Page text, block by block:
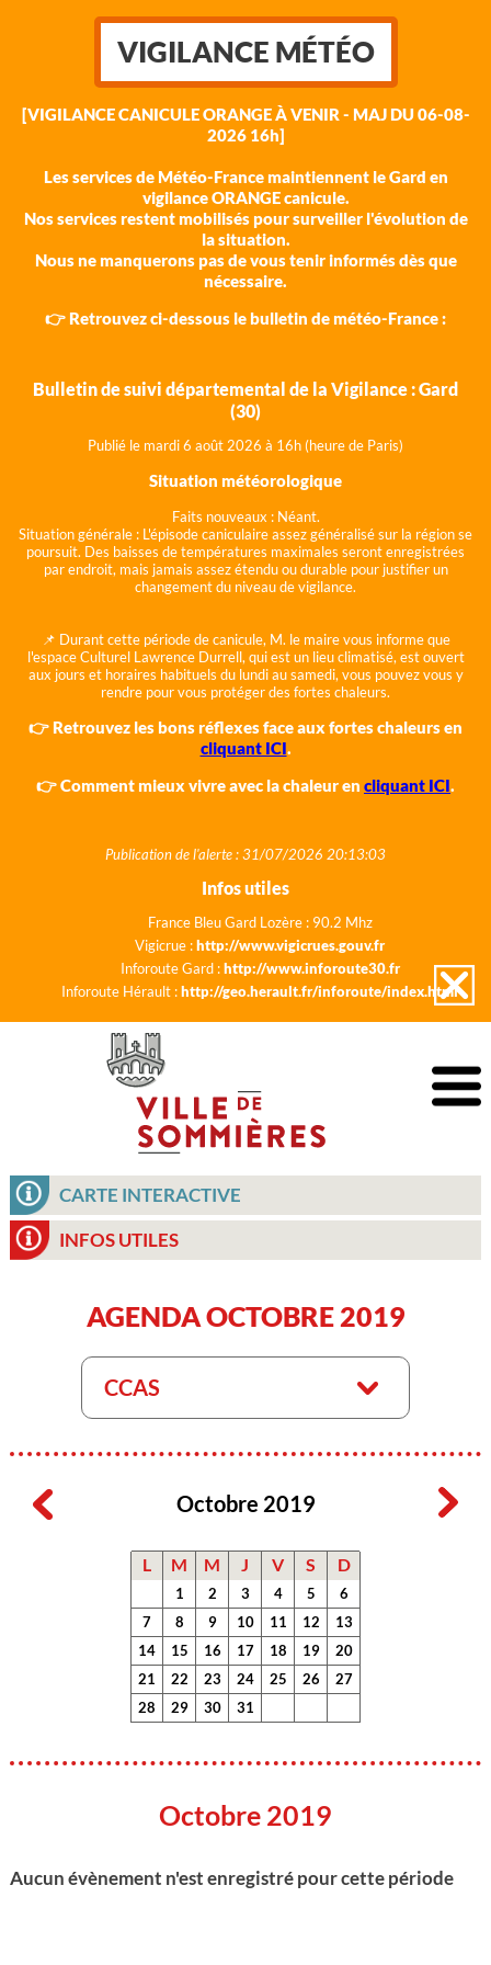
VIGILANCE MÉTÉO
[VIGILANCE CANICULE ORANGE À VENIR - MAJ DU 06-08-
2026 16h]
Les services de Météo-France maintiennent le Gard en
vigilance ORANGE canicule.
Nos services restent mobilisés pour surveiller l'évolution de
la situation.
Nous ne manquerons pas de vous tenir informés dès que
nécessaire.
👉 Retrouvez ci-dessous le bulletin de météo-France :
Bulletin de suivi départemental de la Vigilance : Gard
(30)
Publié le mardi 6 août 2026 à 16h (heure de Paris)
Situation météorologique
Faits nouveaux : Néant.
Situation générale : L'épisode caniculaire assez généralisé sur la région se
poursuit. Des baisses de températures maximales seront enregistrées
par endroit, mais jamais assez étendu ou durable pour justifier un
changement du niveau de vigilance.
📌 Durant cette période de canicule, M. le maire vous informe que
l'espace Culturel Lawrence Durrell, qui est un lieu climatisé, est ouvert
aux jours et horaires habituels du lundi au samedi, vous pouvez vous y
rendre pour vous protéger des fortes chaleurs.
👉 Retrouvez les bons réflexes face aux fortes chaleurs en
cliquant ICI.
👉 Comment mieux vivre avec la chaleur en cliquant ICI.
Publication de l'alerte : 31/07/2026 20:13:03
Infos utiles
France Bleu Gard Lozère : 90.2 Mhz
Vigicrue :http://www.vigicrues.gouv.fr
Inforoute Gard :http://www.inforoute30.fr
Inforoute Hérault :http://geo.herault.fr/inforoute/index.html
CARTE INTERACTIVE
INFOS UTILES
AGENDA OCTOBRE 2019
CCAS
Octobre 2019
L M M J V S D
1 2 3 4 5
6
7
8 9 10 11 12
13
14
15 16 17 18 19
20
21
22 23 24 25 26
27
28
29 30 31
Octobre 2019
Aucun évènement n'est enregistré pour cette période